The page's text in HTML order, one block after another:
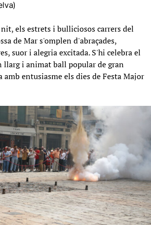
els estrets i bulliciosos carrers del
de Mar s'omplen d'abraçades,
suor i alegria excitada. S'hi celebra el
llarg i animat ball popular de gran
entusiasme els dies de Festa Major